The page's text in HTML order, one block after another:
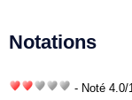
Notations
- Noté 4.0/